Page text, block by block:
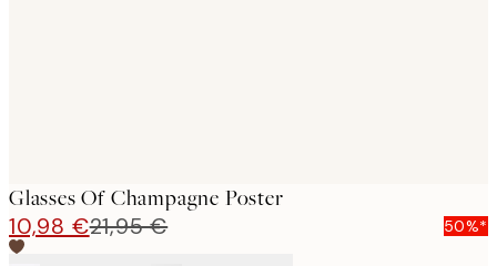
Glasses Of Champagne Poster
10,98 €21,95 € 50%*